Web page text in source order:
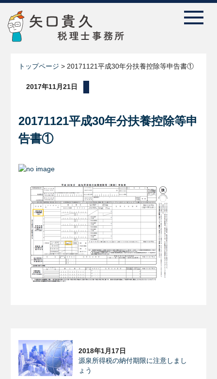
トップページ > 20171121平成30年分扶養控除等申告書①
2017年11月21日
20171121平成30年分扶養控除等申
告書①
2018年1月17日
源泉所得税の納付期限に注意しまし
ょう